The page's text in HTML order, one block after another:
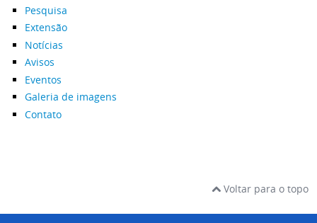
Pesquisa
Extensão
Notícias
Avisos
Eventos
Galeria de imagens
Contato
Voltar para o topo